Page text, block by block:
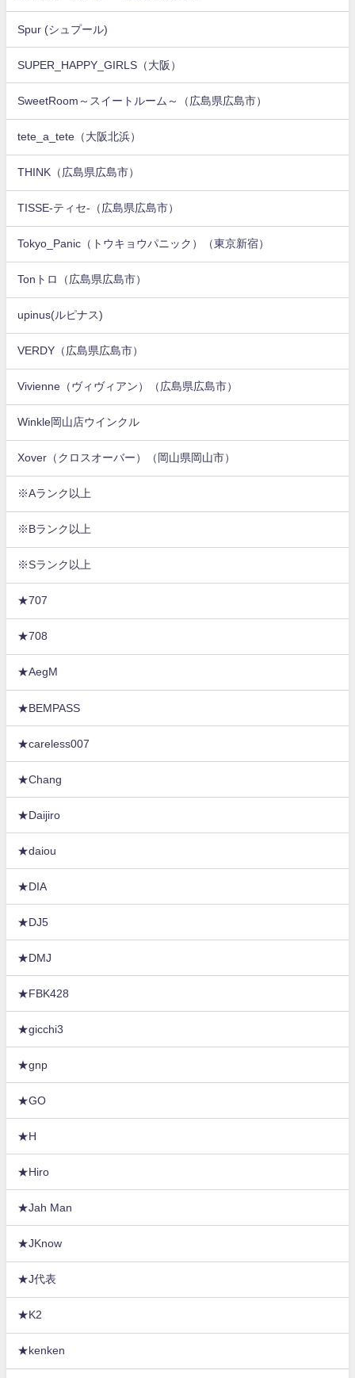
Spur (シュプール)
SUPER_HAPPY_GIRLS（大阪）
SweetRoom～スイートルーム～（広島県広島市）
tete_a_tete（大阪北浜）
THINK（広島県広島市）
TISSE-ティセ-（広島県広島市）
Tokyo_Panic（トウキョウパニック）（東京新宿）
Tonトロ（広島県広島市）
upinus(ルピナス)
VERDY（広島県広島市）
Vivienne（ヴィヴィアン）（広島県広島市）
Winkle岡山店ウインクル
Xover（クロスオーバー）（岡山県岡山市）
※Aランク以上
※Bランク以上
※Sランク以上
★707
★708
★AegM
★BEMPASS
★careless007
★Chang
★Daijiro
★daiou
★DIA
★DJ5
★DMJ
★FBK428
★gicchi3
★gnp
★GO
★H
★Hiro
★Jah Man
★JKnow
★J代表
★K2
★kenken